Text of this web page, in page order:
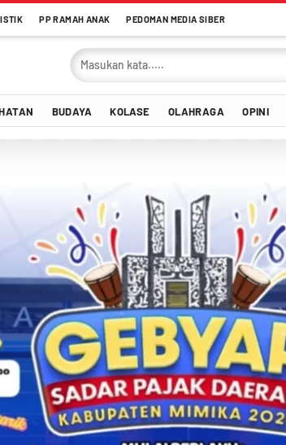
PP RAMAH ANAK PEDOMAN MEDIA SIBER
BUDAYA KOLASE OLAHRAGA OPINI